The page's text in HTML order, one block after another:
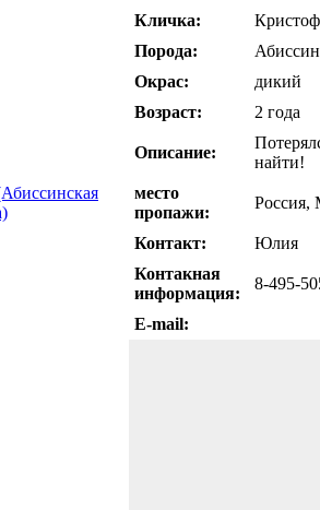
Кличка:
Порода:
Окрас:
дикий
Возраст:
2 года
Описание:
найти!
место
пропажи:
Россия,
Контакт:
Юлия
Контакная
информация:
8-495-
E-mail: